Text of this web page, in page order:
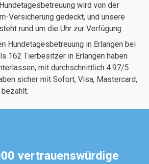
wird von der
Versicherung gedeckt, und unsere
rund um die Uhr zur Verfügung.
Hundetagesbetreuung in Erlangen bei
162 Tierbesitzer in Erlangen haben
mit durchschnittlich 4.97/5
sicher mit Sofort, Visa, Mastercard,
vertrauenswürdige